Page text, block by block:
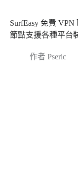
SurfEasy 免費
節點支援各種平台
作者 Pseric